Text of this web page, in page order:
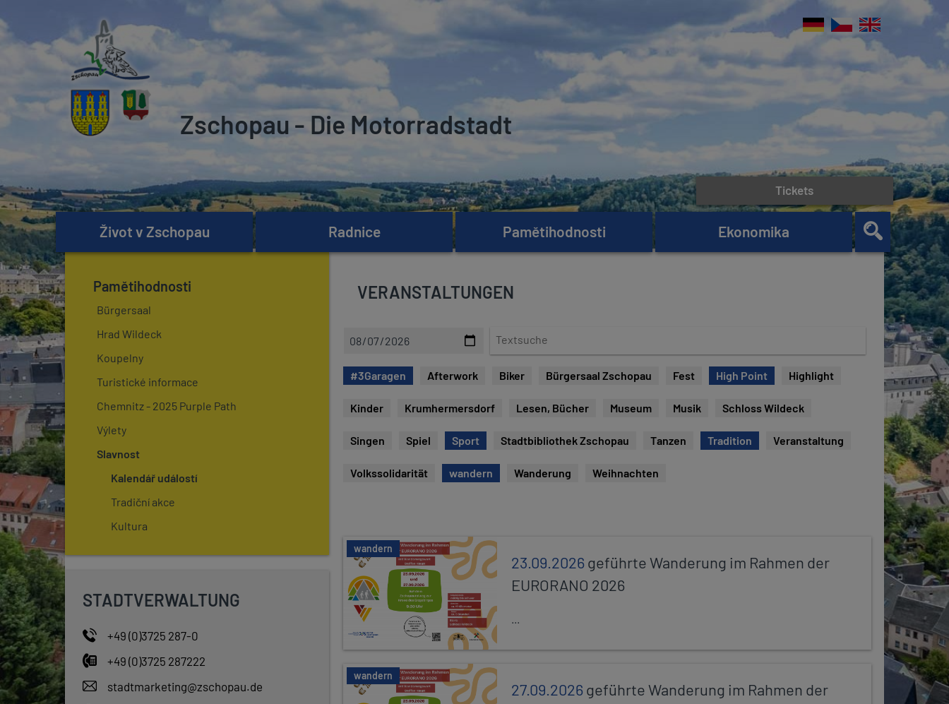
Zschopau - Die Motorradstadt
Život v Zschopau Radnice Pamětihodnosti Ekonomika
Tickets
Pamětihodnosti
Bürgersaal
Hrad Wildeck
Koupelny
Turistické informace
Chemnitz - 2025 Purple Path
Výlety
Slavnost
Kalendář událostí
Tradiční akce
Kultura
STADTVERWALTUNG
+49 (0)3725 287-0
+49 (0)3725 287222
stadtmarketing@zschopau.de
VERANSTALTUNGEN
t
u
#3Garagen Afterwork Biker Bürgersaal Zschopau Fest High Point Highlight
Kinder Krumhermersdorf Lesen, Bücher Museum Musik Schloss Wildeck
Singen Spiel Sport Stadtbibliothek Zschopau Tanzen Tradition Veranstaltung
Volkssolidarität wandern Wanderung Weihnachten
wandern
23.09.2026geführte Wanderung im Rahmen der
EURORANO 2026
wandern
27.09.2026geführte Wanderung im Rahmen der